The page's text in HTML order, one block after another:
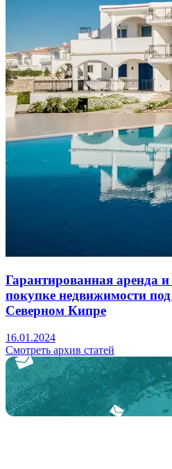
Гарантированная аренда
покупке недвижимости
Северном Кипре
16.01.2024
Смотреть архив статей